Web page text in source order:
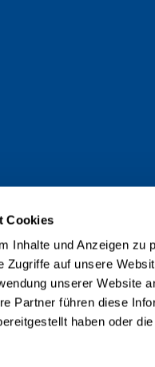
Cookies
Inhalte und Anzeigen zu
Zugriffe auf unsere
unserer Website
Partner führen diese
haben oder